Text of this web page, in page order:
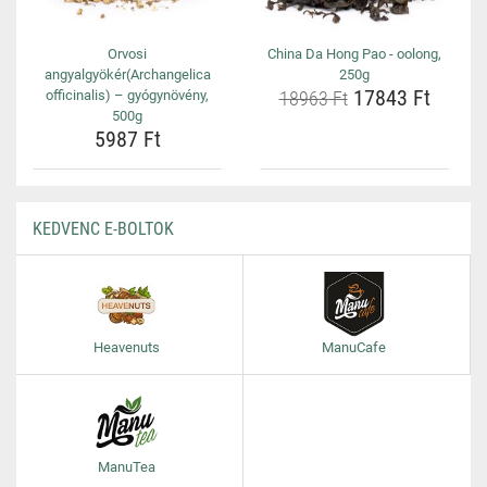
Orvosi
angyalgyökér(Archangelica
officinalis) – gyógynövény,
500g
5987 Ft
China Da Hong Pao - oolong,
250g
18963 Ft17843 Ft
KEDVENC E-BOLTOK
Heavenuts ManuCafe
ManuTea